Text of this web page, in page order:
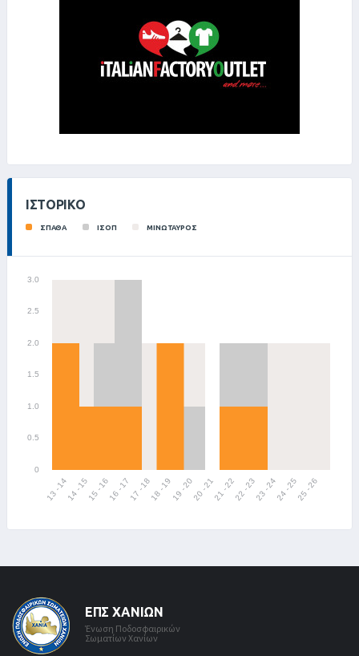
ΙΣΤΟΡΙΚΌ
ΣΠΑΘΑ ΙΣΟΠ ΜΙΝΩΤΑΥΡΟΣ
ΕΠΣ ΧΑΝΊΩΝ
Ένωση Ποδοσφαιρικών
Σωματίων Χανίων